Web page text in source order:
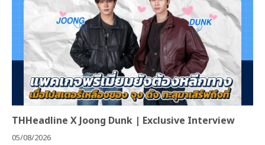
THHeadline X Joong Dunk | Exclusive Interview
05/08/2026